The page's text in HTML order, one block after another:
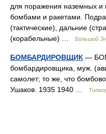
для поражения наземных и
бомбами и ракетами.
(тактические), дальние
(корабельные) …
Большой
БОМБАРДИРОВЩИК —
бомбардировщика, муж.
самолет; то же, что
Ушаков. 1935 1940 …